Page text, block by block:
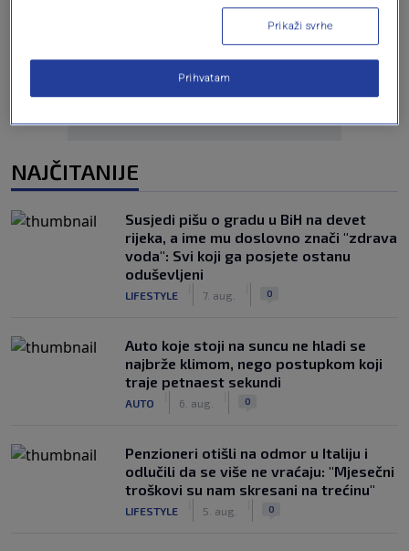
NAJČITANIJE
Susjedi pišu o gradu u BiH na devet
rijeka, a ime mu doslovno znači "zdrava
voda": Svi koji ga posjete ostanu
oduševljeni
LIFESTYLE 7. aug. 0
Auto koje stoji na suncu ne hladi se
najbrže klimom, nego postupkom koji
traje petnaest sekundi
AUTO 6. aug. 0
Penzioneri otišli na odmor u Italiju i
odlučili da se više ne vraćaju: "Mjesečni
troškovi su nam skresani na trećinu"
LIFESTYLE 5. aug. 0
Prikaži svrhe
Prihvatam